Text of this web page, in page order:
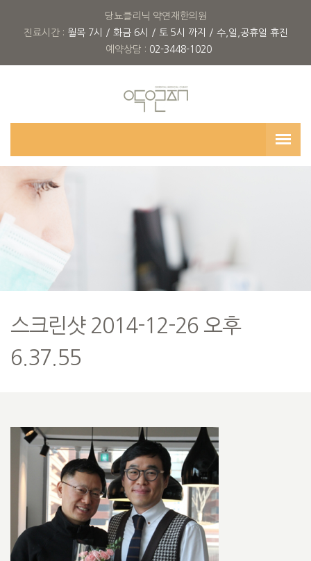
당뇨클리닉 약연재한의원
진료시간 : 월목 7시 / 화금 6시 / 토 5시 까지 / 수,일,공휴일 휴진
예약상담 : 02-3448-1020
스크린샷 2014-12-26 오후
6.37.55